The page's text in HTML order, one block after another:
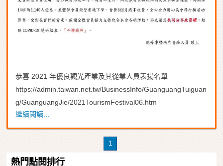
恭喜 2021 年優良觀光產業及其從業人員表揚名單
https://admin.taiwan.net.tw/BusinessInfo/GuanguangTuiguan
g/GuanguangJie/2021TourismFestival06.htm
繼續閱讀...
1
熱門點閱排行